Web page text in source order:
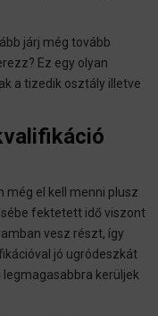
járj még tovább
Ez egy olyan
a tizedik osztály illetve
még el kell menni plusz
fektetett idő viszont
vesz részt, így
jó ugródeszkát
legmagasabbra kerüljek